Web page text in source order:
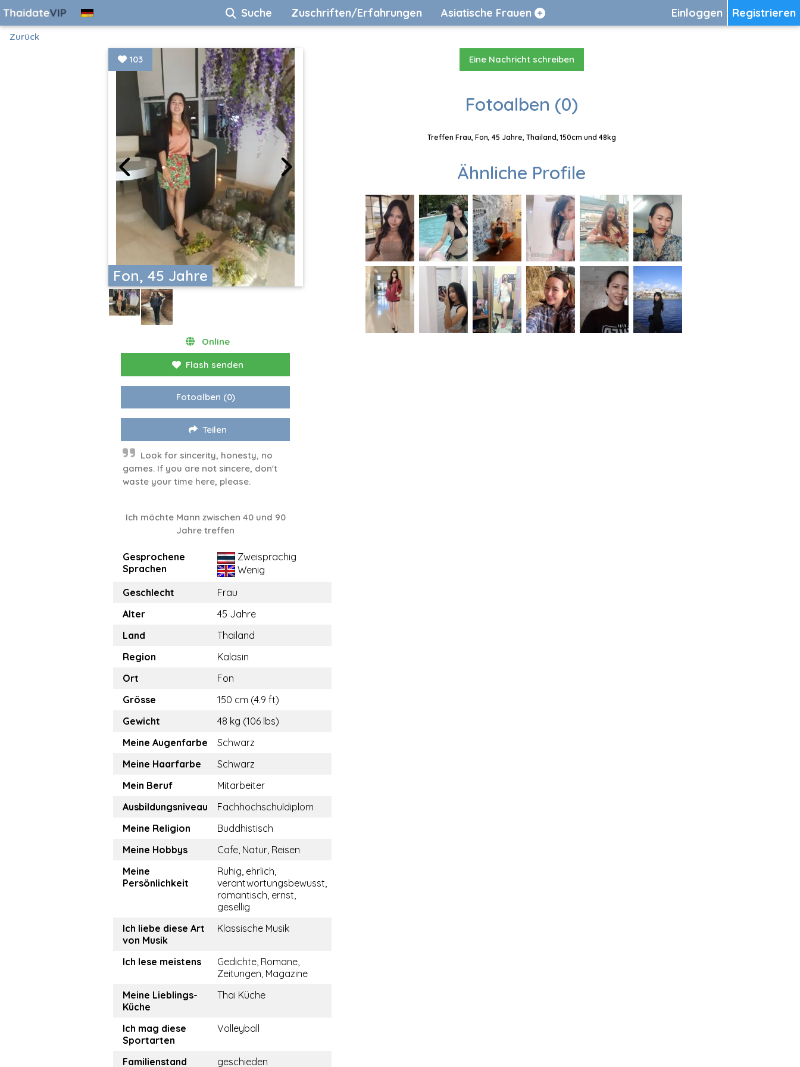
Registrieren
Einloggen
Suche Zuschriften/Erfahrungen Asiatische Frauen
Zurück
Fon, 45 Jahre
103
Online
Flash senden
Fotoalben (0)
Teilen
Look for sincerity, honesty, no
games. If you are not sincere, don't
waste your time here, please.
Ich möchte Mann zwischen 40 und 90
Jahre treffen
Gesprochene
Sprachen
Zweisprachig
Wenig
Geschlecht
Frau
Alter
45 Jahre
Land
Thailand
Region
Kalasin
Ort
Fon
Grösse
150 cm (4.9 ft)
Gewicht
48 kg (106 lbs)
Meine Augenfarbe
Schwarz
Meine Haarfarbe
Schwarz
Mein Beruf
Mitarbeiter
Ausbildungsniveau
Fachhochschuldiplom
Meine Religion
Buddhistisch
Meine Hobbys
Cafe, Natur, Reisen
Meine
Persönlichkeit
Ruhig, ehrlich,
verantwortungsbewusst,
romantisch, ernst,
gesellig
Ich liebe diese Art
von Musik
Klassische Musik
Ich lese meistens
Gedichte, Romane,
Zeitungen, Magazine
Meine Lieblings-
Küche
Thai Küche
Ich mag diese
Sportarten
Volleyball
Familienstand geschieden
Eine Nachricht schreiben
Fotoalben (0)
Treffen Frau, Fon, 45 Jahre, Thailand, 150cm und 48kg
Ähnliche Profile